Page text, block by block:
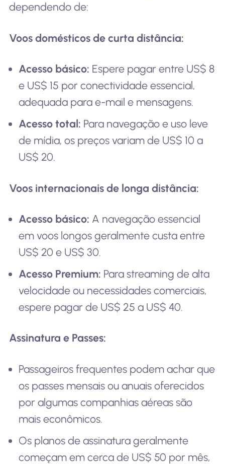
dependendo de:
Voos domésticos de curta distância:
Acesso básico: Espere pagar entre US$ 8
e US$ 15 por conectividade essencial,
adequada para e-mail e mensagens.
Acesso total: Para navegação e uso leve
de mídia, os preços variam de US$ 10 a
US$ 20.
Voos internacionais de longa distância:
Acesso básico: A navegação essencial
em voos longos geralmente custa entre
US$ 20 e US$ 30.
Acesso Premium: Para streaming de alta
velocidade ou necessidades comerciais,
espere pagar de US$ 25 a US$ 40.
Assinatura e Passes:
Passageiros frequentes podem achar que
os passes mensais ou anuais oferecidos
por algumas companhias aéreas são
mais econômicos.
Os planos de assinatura geralmente
começam em cerca de US$ 50 por mês,